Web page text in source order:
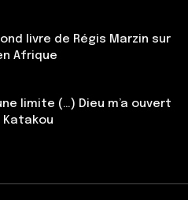
livre de Régis Marzin sur
Afrique
limite (…) Dieu m’a ouvert
Katakou